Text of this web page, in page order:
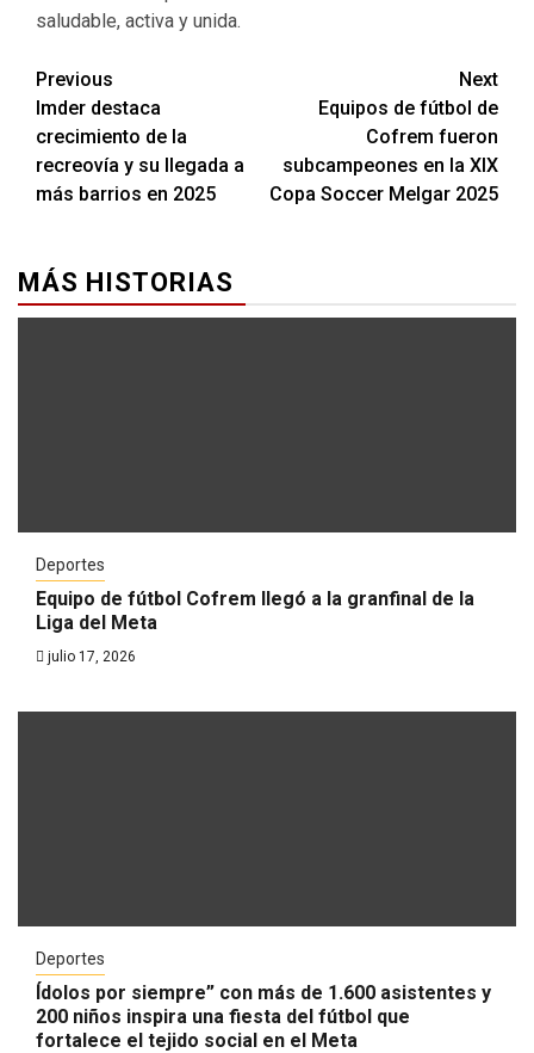
saludable, activa y unida.
Previous
Imder destaca
crecimiento de la
recreovía y su llegada a
más barrios en 2025
Next
Equipos de fútbol de
Cofrem fueron
subcampeones en la XIX
Copa Soccer Melgar 2025
MÁS HISTORIAS
Deportes
Equipo de fútbol Cofrem llegó a la granfinal de la
Liga del Meta
julio 17, 2026
Deportes
Ídolos por siempre” con más de 1.600 asistentes y
200 niños inspira una fiesta del fútbol que
fortalece el tejido social en el Meta